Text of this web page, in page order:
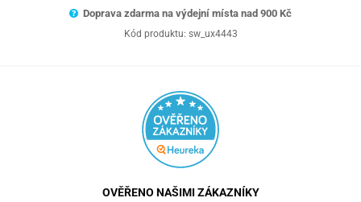
Doprava zdarma na výdejní místa nad 900 Kč
Kód produktu: sw_ux4443
OVĚŘENO NAŠIMI ZÁKAZNÍKY